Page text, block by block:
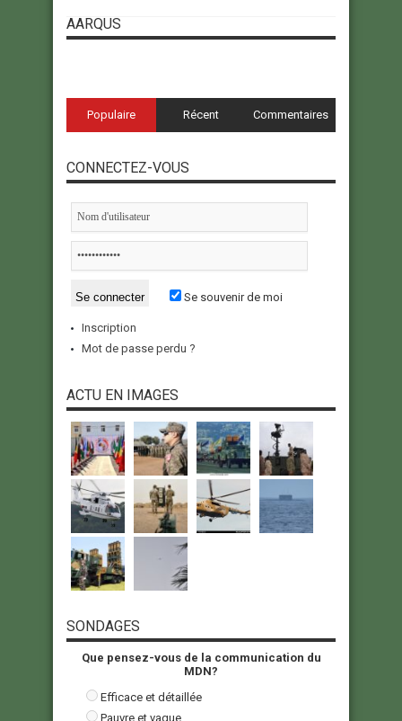
AARQUS
Populaire Récent Commentaires
CONNECTEZ-VOUS
Se souvenir de moi
Inscription
Mot de passe perdu ?
ACTU EN IMAGES
SONDAGES
Que pensez-vous de la communication du
MDN?
Efficace et détaillée
Pauvre et vague